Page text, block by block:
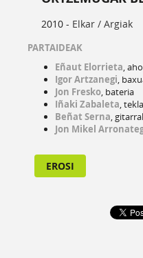
2010 - Elkar / Argiak
PARTAIDEAK
Eñaut Elorrieta,
Igor Artzanegi,
Jon Fresko, bateria
Iñaki Zabaleta,
Beñat Serna,
Jon Mikel
EROSI